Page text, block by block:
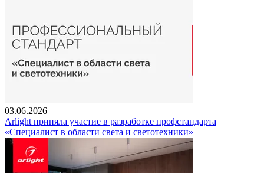
03.06.2026
Arlight приняла участие в разработке профстандарта
«Специалист в области света и светотехники»